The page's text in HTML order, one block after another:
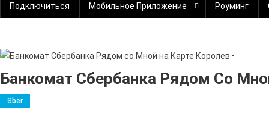
Подключиться Мобильное Приложение Роуминг
Банкомат Сбербанка Рядом Со
Sber